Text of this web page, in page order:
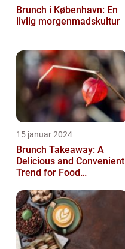
Brunch i København: En
livlig morgenmadskultur
15 januar 2024
Brunch Takeaway: A
Delicious and Convenient
Trend for Food